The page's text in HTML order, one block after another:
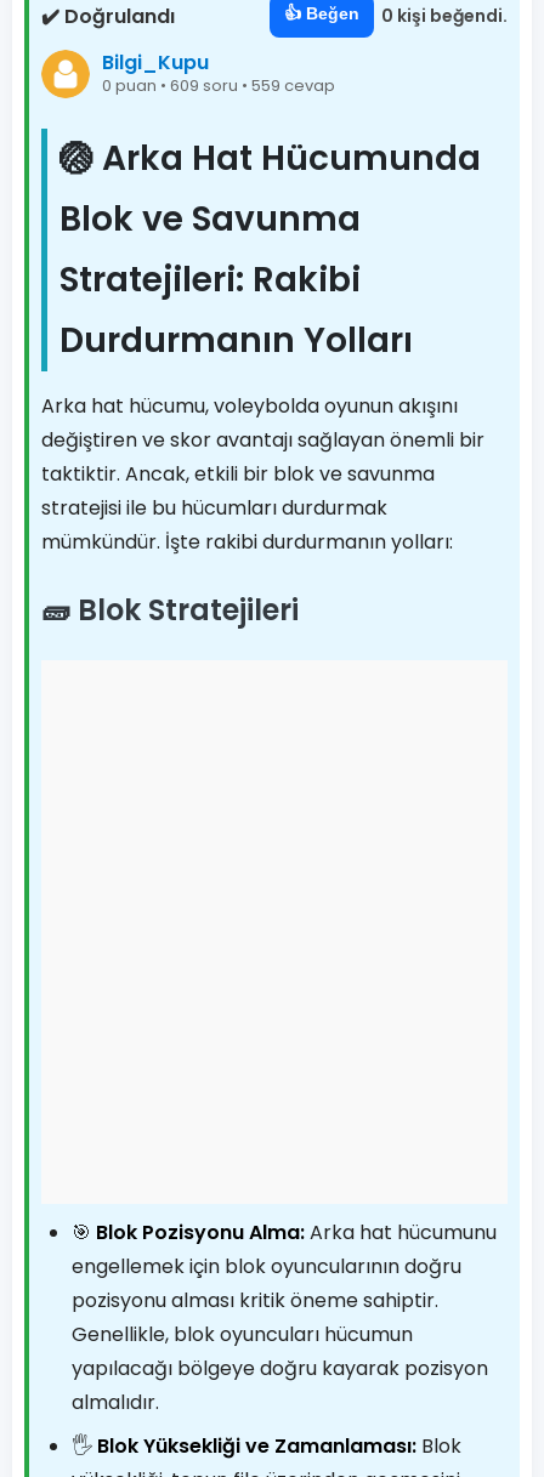
✔️ Doğrulandı 👍 Beğen 0 kişi beğendi.
Bilgi_Kupu
0 puan • 609 soru • 559 cevap
🏐 Arka Hat Hücumunda
Blok ve Savunma
Stratejileri: Rakibi
Durdurmanın Yolları
Arka hat hücumu, voleybolda oyunun akışını
değiştiren ve skor avantajı sağlayan önemli bir
taktiktir. Ancak, etkili bir blok ve savunma
stratejisi ile bu hücumları durdurmak
mümkündür. İşte rakibi durdurmanın yolları:
🧱 Blok Stratejileri
🎯 Blok Pozisyonu Alma:Arka hat hücumunu
engellemek için blok oyuncularının doğru
pozisyonu alması kritik öneme sahiptir.
Genellikle, blok oyuncuları hücumun
yapılacağı bölgeye doğru kayarak pozisyon
almalıdır.
🖐️ Blok Yüksekliği ve Zamanlaması: Blok